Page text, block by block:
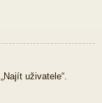
uživatele“.